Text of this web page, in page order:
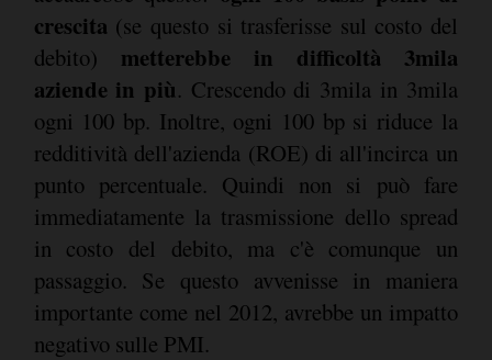
crescita (se questo si trasferisse sul costo del
debito) metterebbe in difficoltà 3mila
aziende in più. Crescendo di 3mila in 3mila
ogni 100 bp. Inoltre, ogni 100 bp si riduce la
redditività dell'azienda (ROE) di all'incirca un
punto percentuale. Quindi non si può fare
immediatamente la trasmissione dello spread
in costo del debito, ma c'è comunque un
passaggio. Se questo avvenisse in maniera
importante come nel 2012, avrebbe un impatto
negativo sulle PMI.